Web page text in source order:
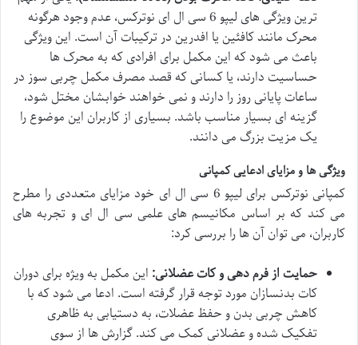
ترین ویژگی های لیپو 6 سی ال ای نوترکس، عدم وجود هرگونه
محرک مانند کافئین یا افدرین در ترکیبات آن است. این ویژگی
باعث می شود که این مکمل برای افرادی که به محرک ها
حساسیت دارند، یا کسانی که قصد مصرف مکمل چربی سوز در
ساعات پایانی روز را دارند و نمی خواهند خوابشان مختل شود،
گزینه ای بسیار مناسب باشد. بسیاری از کاربران این موضوع را
یک مزیت بزرگ می دانند.
ویژگی ها و مزایای ادعایی کمپانی
کمپانی نوترکس برای لیپو 6 سی ال ای خود مزایای متعددی را مطرح
می کند که بر اساس مکانیسم های علمی سی ال ای و تجربه های
کاربران، می توان آن ها را بررسی کرد:
حمایت از فرم دهی و کات عضلانی: این مکمل به ویژه برای دوران
کات بدنسازان مورد توجه قرار گرفته است. ادعا می شود که با
کاهش چربی بدن و حفظ عضلات، به دستیابی به ظاهری
تفکیک شده و عضلانی کمک می کند. گزارش ها از سوی